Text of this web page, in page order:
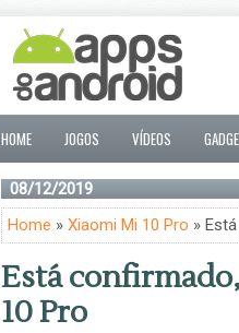
HOME JOGOS VÍDEOS
08/12/2019
Home » Xiaomi Mi 10 Pro »
Está
10 Pro